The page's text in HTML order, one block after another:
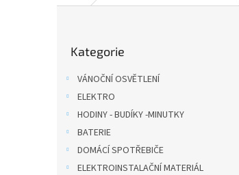
kategorie
Kategorie
VÁNOČNÍ OSVĚTLENÍ
ELEKTRO
HODINY - BUDÍKY -MINUTKY
BATERIE
DOMÁCÍ SPOTŘEBIČE
ELEKTROINSTALAČNÍ MATERIÁL